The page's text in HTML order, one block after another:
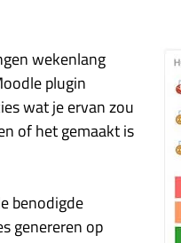
wekenlang
plugin
wat je ervan zou
of het gemaakt is
benodigde
genereren op